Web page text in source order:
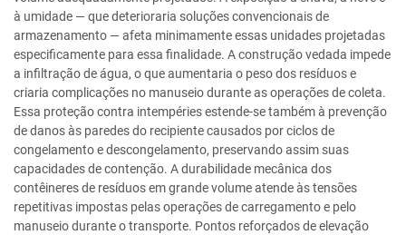
à umidade — que deterioraria soluções convencionais de
armazenamento — afeta minimamente essas unidades projetadas
especificamente para essa finalidade. A construção vedada impede
a infiltração de água, o que aumentaria o peso dos resíduos e
criaria complicações no manuseio durante as operações de coleta.
Essa proteção contra intempéries estende-se também à prevenção
de danos às paredes do recipiente causados por ciclos de
congelamento e descongelamento, preservando assim suas
capacidades de contenção. A durabilidade mecânica dos
contêineres de resíduos em grande volume atende às tensões
repetitivas impostas pelas operações de carregamento e pelo
manuseio durante o transporte. Pontos reforçados de elevação